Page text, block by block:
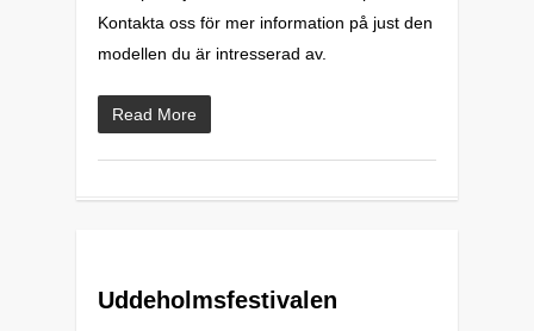
Kontakta oss för mer information på just den
modellen du är intresserad av.
Read More
Uddeholmsfestivalen